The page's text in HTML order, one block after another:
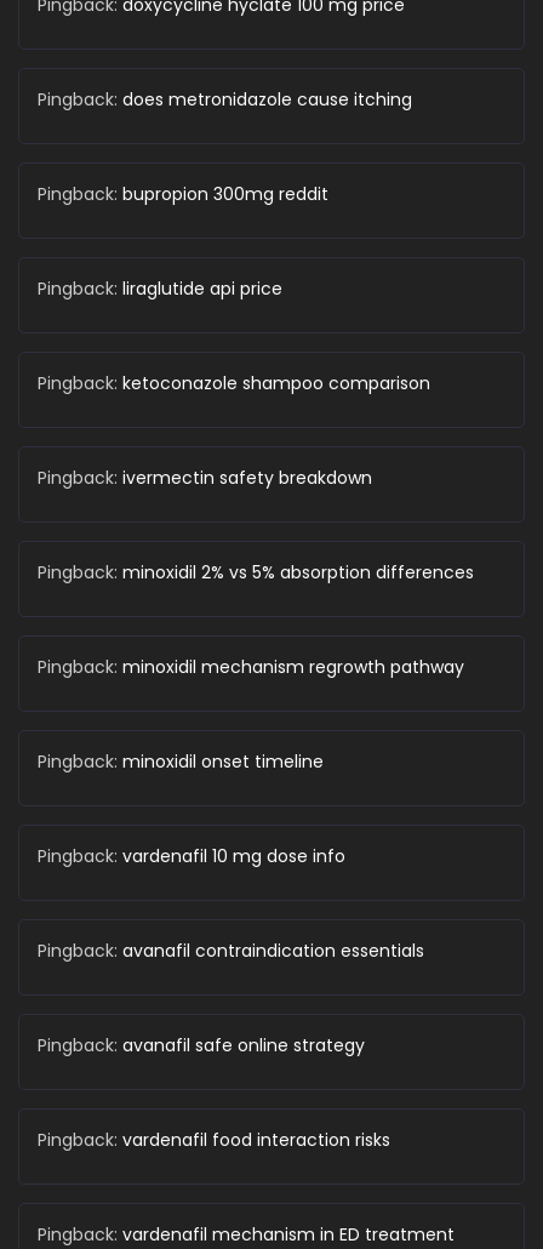
Pingback: doxycycline hyclate 100 mg price
Pingback: does metronidazole cause itching
Pingback: bupropion 300mg reddit
Pingback: liraglutide api price
Pingback: ketoconazole shampoo comparison
Pingback: ivermectin safety breakdown
Pingback: minoxidil 2% vs 5% absorption differences
Pingback: minoxidil mechanism regrowth pathway
Pingback: minoxidil onset timeline
Pingback: vardenafil 10 mg dose info
Pingback: avanafil contraindication essentials
Pingback: avanafil safe online strategy
Pingback: vardenafil food interaction risks
Pingback: vardenafil mechanism in ED treatment